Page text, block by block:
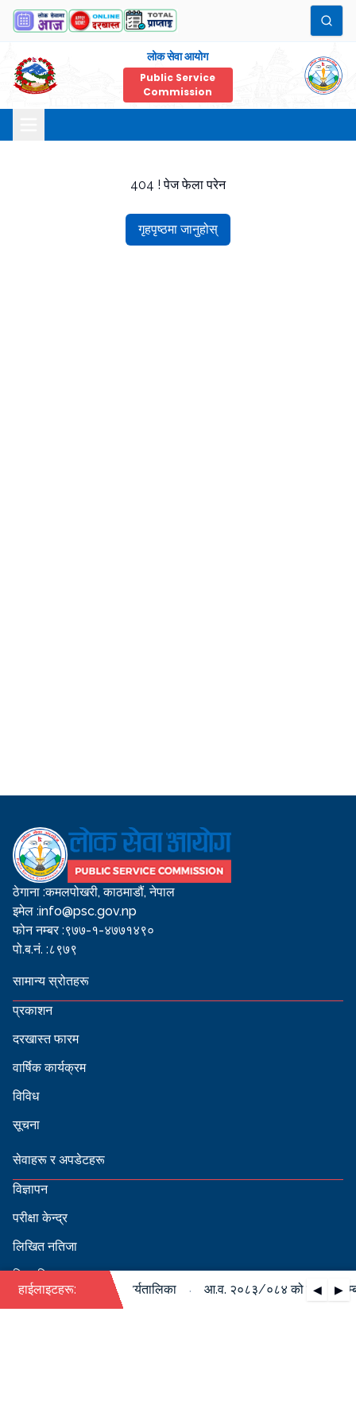
लोक सेवा आयोग
Public Service
Commission
404 ! पेज फेला परेन
गृहपृष्ठमा जानुहोस्
ठेगाना :कमलपोखरी, काठमाडौं, नेपाल
इमेल :info@psc.gov.np
फोन नम्बर :९७७-१-४७७१४९०
पो.ब.नं. :८९७९
सामान्य स्रोतहरू
प्रकाशन
दरखास्त फारम
वार्षिक कार्यक्रम
विविध
सूचना
सेवाहरू र अपडेटहरू
विज्ञापन
परीक्षा केन्द्र
लिखित नतिजा
सिफारिस
हाईलाइटहरू: ◀ ▶
सम्बन्धी वार्षिक कार्यतालिका आ.व. २०८३/०८४ को पदपूर्ति